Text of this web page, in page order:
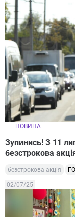
НОВИНА
Зупинись! З 11
безстрокова
безстрокова акція ГО
02/07/25